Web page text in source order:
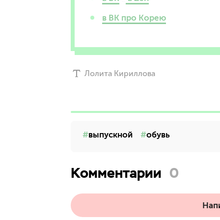
в ВК про Корею
Лолита Кириллова
выпускной обувь
Комментарии 0